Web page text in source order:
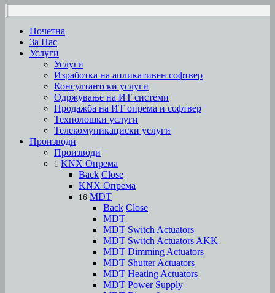
Почетна
За Нас
Услуги
Услуги
Изработка на апликативен софтвер
Консултантски услуги
Одржување на ИТ системи
Продажба на ИТ опрема и софтвер
Технолошки услуги
Телекомуникациски услуги
Производи
Производи
1 KNX Опрема
Back Close
KNX Опрема
16 MDT
Back Close
MDT
MDT Switch Actuators
MDT Switch Actuators AKK
MDT Dimming Actuators
MDT Shutter Actuators
MDT Heating Actuators
MDT Power Supply